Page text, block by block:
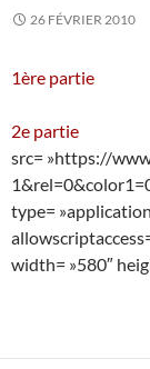
26 FÉVRIER 2010
1ère partie
2e partie
src= »https://
type=
width= »580″